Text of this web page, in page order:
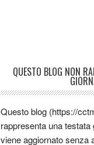
QUESTO BLOG NON
Questo blog (https://
rappresenta una
viene aggiornato senza